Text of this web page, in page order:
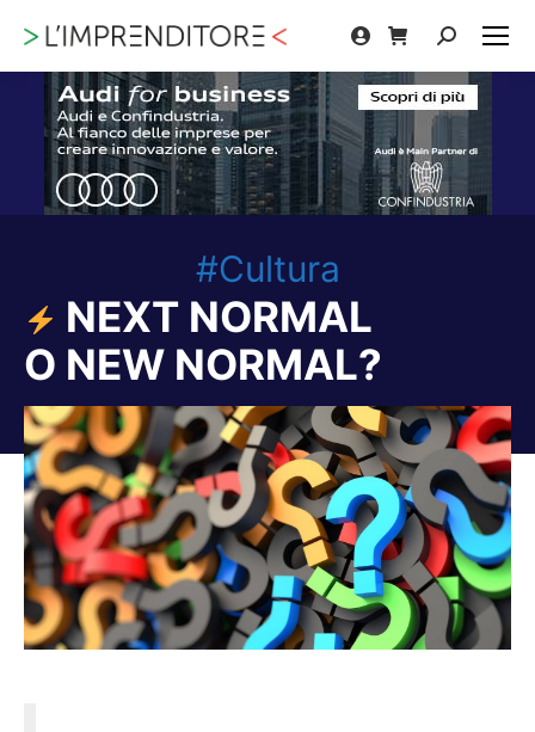
Cerca:
#Cultura
NEXT NORMAL
O NEW NORMAL?
Tu sei qui: